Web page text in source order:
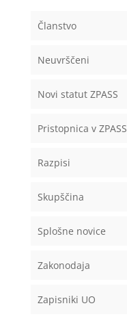
Članstvo
Neuvrščeni
Novi statut ZPASS
Pristopnica v ZPASS
Razpisi
Skupščina
Splošne novice
Zakonodaja
Zapisniki UO